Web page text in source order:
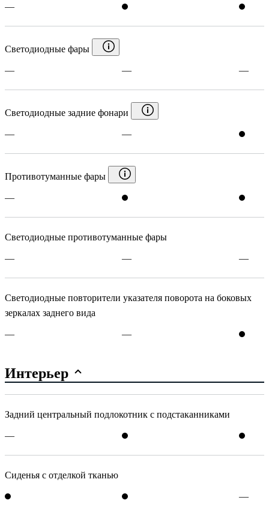
—
Светодиодные фары
— — —
Светодиодные задние фонари
— —
Противотуманные фары
—
Светодиодные противотуманные фары
— — —
Cветодиодные повторители указателя поворота на боковых
зеркалах заднего вида
— —
Интерьер
Задний центральный подлокотник с подстаканниками
—
Сиденья с отделкой тканью
—